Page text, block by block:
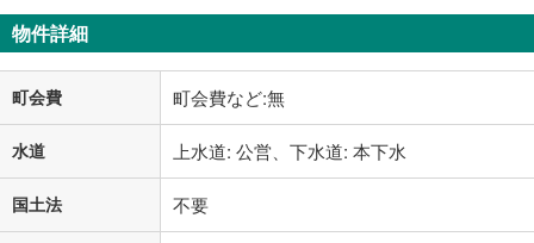
物件詳細
町会費 町会費など:無
水道 上水道: 公営、下水道: 本下水
国土法 不要